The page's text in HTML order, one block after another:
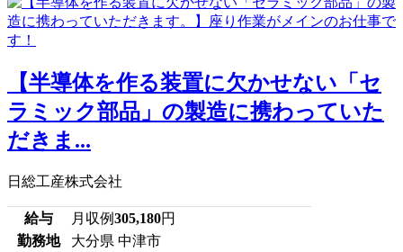
【半導体を作る装置に欠かせない「セ
ラミック部品」の製造に携わっていた
だきま...
日総工産株式会社
給与 月収例305,180円
勤務地
大分県 中津市